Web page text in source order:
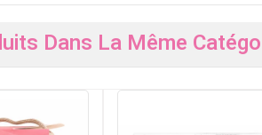
Dans La Même